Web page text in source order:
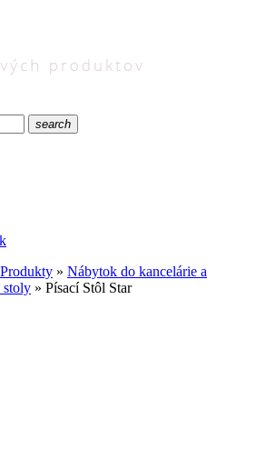
search
Produkty » Nábytok do kancelárie a
stoly » Písací Stôl Star